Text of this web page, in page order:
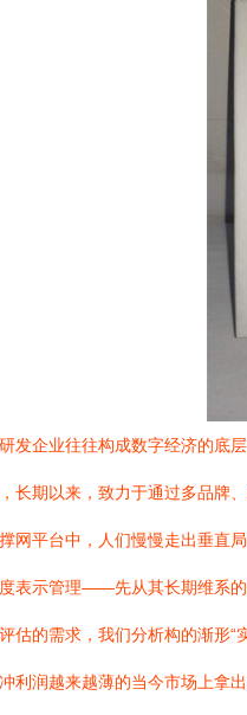
发企业往往构成数字经济的底
长期以来，致力于通过多品
网平台中，人们慢慢走出垂直
表示管理——先从其长期维系
估的需求，我们分析构的渐形
利润越来越薄的当今市场上拿出